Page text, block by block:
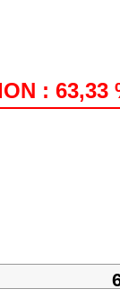
: 63,33